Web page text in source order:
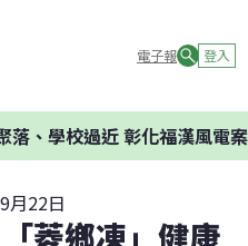
電子報 登入
校過近 彰化福漢風電案環委
月22日
菱鄉凍」健康